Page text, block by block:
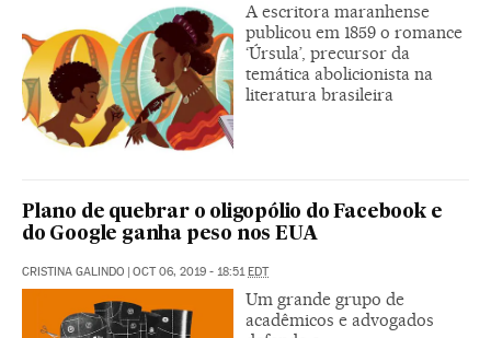
A escritora maranhense
publicou em 1859 o romance
‘Úrsula’, precursor da
temática abolicionista na
literatura brasileira
Plano de quebrar o oligopólio do Facebook e
do Google ganha peso nos EUA
CRISTINA GALINDO | OCT 06, 2019 - 18:51EDT
Um grande grupo de
acadêmicos e advogados